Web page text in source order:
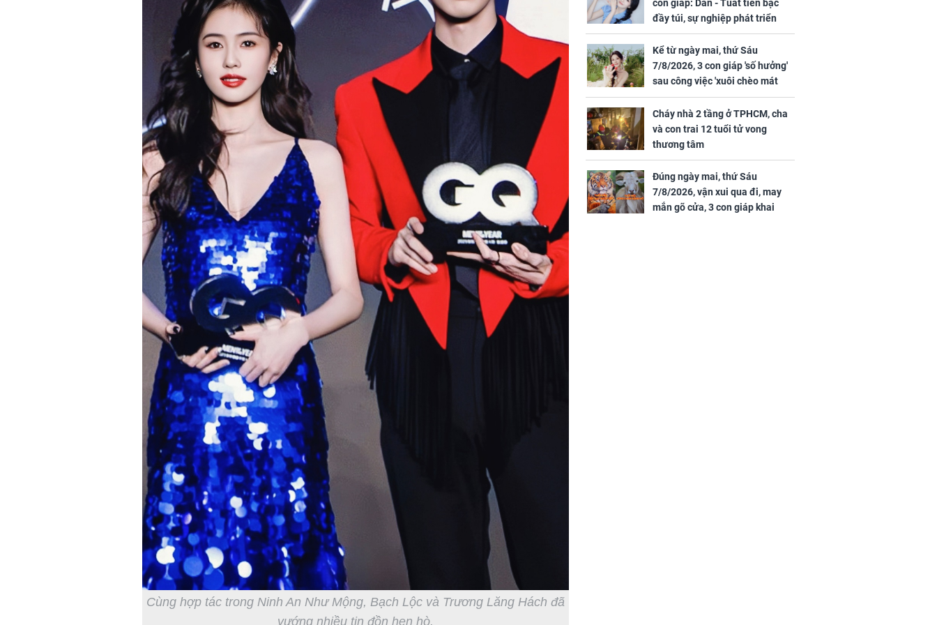
Cùng hợp tác trong Ninh An Như Mộng, Bạch Lộc và Trương Lăng Hách đã
vướng nhiều tin đồn hẹn hò.
con giáp: Dần - Tuất tiền bạc
đầy túi, sự nghiệp phát triển
hưng thịnh, Mão - Thân tài lộc
ảm đạm, mọi sự khó thành công
mỹ mãn
Kể từ ngày mai, thứ Sáu
7/8/2026, 3 con giáp 'số hưởng'
sau công việc 'xuôi chèo mát
mái', tiền tài 'thu về như nước',
tình duyên viên mãn
Cháy nhà 2 tầng ở TPHCM, cha
và con trai 12 tuổi tử vong
thương tâm
Đúng ngày mai, thứ Sáu
7/8/2026, vận xui qua đi, may
mắn gõ cửa, 3 con giáp khai